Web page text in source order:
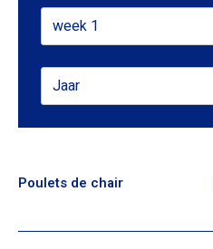
week 1
Jaar
Poulets de chair